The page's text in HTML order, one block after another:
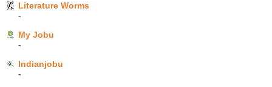
Literature Worms
-
My Jobu
-
Indianjobu
-